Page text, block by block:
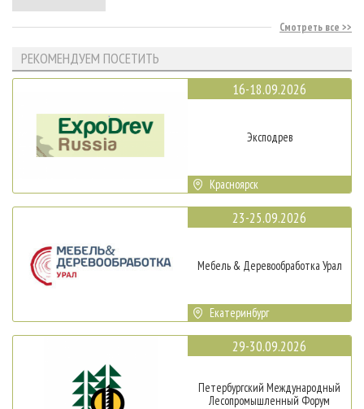
Смотреть все
РЕКОМЕНДУЕМ ПОСЕТИТЬ
16-18.09.2026
Эксподрев
Красноярск
23-25.09.2026
Мебель & Деревообработка Урал
Екатеринбург
29-30.09.2026
Петербургский Международный
Лесопромышленный Форум